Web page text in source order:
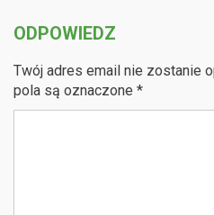
ODPOWIEDZ
Twój adres email nie zostanie
pola są oznaczone *